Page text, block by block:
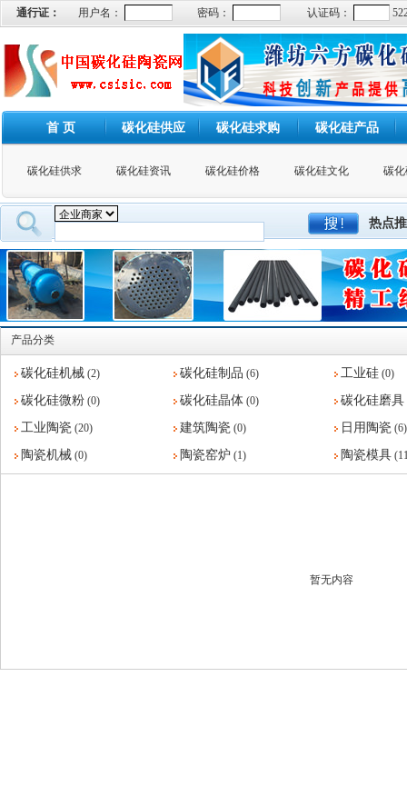
通行证： 用户名： 密码： 认证码：
首 页 碳化硅供应 碳化硅求购 碳化硅产品
碳化硅供求 碳化硅资讯 碳化硅价格 碳化硅文化 碳
热点
产品分类
碳化硅机械 (2) 碳化硅制品 (6) 工业硅 (0)
碳化硅微粉 (0) 碳化硅晶体 (0) 碳化硅磨具
工业陶瓷 (20) 建筑陶瓷 (0) 日用陶瓷 (6)
陶瓷机械 (0) 陶瓷窑炉 (1) 陶瓷模具
暂无内容